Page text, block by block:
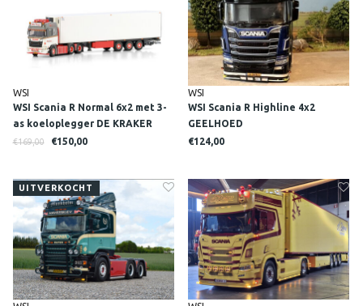
WSI
WSI Scania R Normal 6x2 met 3-
as koeloplegger DE KRAKER
€169,00 €150,00
WSI
WSI Scania R Highline 4x2
GEELHOED
€124,00
UITVERKOCHT